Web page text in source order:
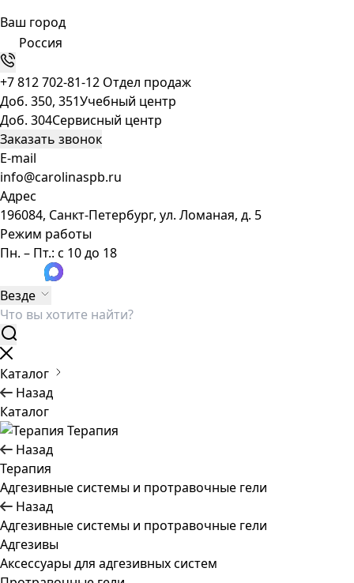
Ваш город
Россия
+7 812 702-81-12 Отдел продаж
Доб. 350, 351Учебный центр
Доб. 304Сервисный центр
Заказать звонок
E-mail
info@carolinaspb.ru
Адрес
196084, Санкт-Петербург, ул. Ломаная, д. 5
Режим работы
Пн. – Пт.: с 10 до 18
Везде
Каталог
Назад
Каталог
Терапия
Назад
Терапия
Адгезивные системы и протравочные гели
Назад
Адгезивные системы и протравочные гели
Адгезивы
Аксессуары для адгезивных систем